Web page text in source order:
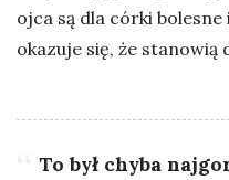
ojca są dla córki
okazuje się, że stanowią
To był chyba